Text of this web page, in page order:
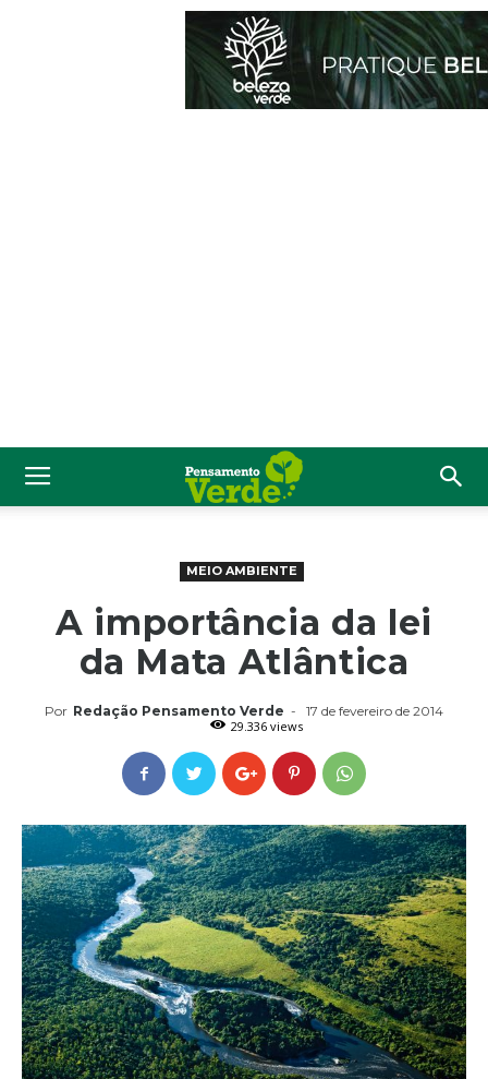
MEIO AMBIENTE
A importância da lei
da Mata Atlântica
Por Redação Pensamento Verde -
17 de fevereiro de 2014
29.336 views